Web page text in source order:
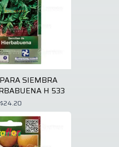
SIEMBRA
H 533
$24.20